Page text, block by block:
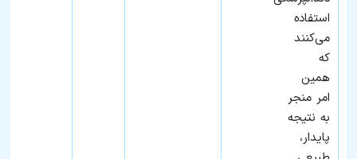
استفاده
می‌کنند
که
همین
امر منجر
به نتیجه
پایدار،